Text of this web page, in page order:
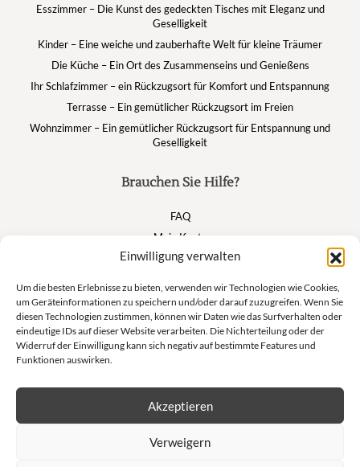
Einwilligung verwalten
Um die besten Erlebnisse zu bieten, verwenden wir Technologien wie Cookies,
um Geräteinformationen zu speichern und/oder darauf zuzugreifen. Wenn Sie
diesen Technologien zustimmen, können wir Daten wie das Surfverhalten oder
eindeutige IDs auf dieser Website verarbeiten. Die Nichterteilung oder der
Widerruf der Einwilligung kann sich negativ auf bestimmte Features und
Funktionen auswirken.
Akzeptieren
Verweigern
Brauchen Sie Hilfe?
FAQ
Mein Konto
Warenkorb
Suivez nous
Esszimmer – Die Kunst des gedeckten Tisches mit Eleganz und
Geselligkeit
Kinder – Eine weiche und zauberhafte Welt für kleine Träumer
Die Küche – Ein Ort des Zusammenseins und Genießens
Ihr Schlafzimmer – ein Rückzugsort für Komfort und Entspannung
Terrasse – Ein gemütlicher Rückzugsort im Freien
Wohnzimmer – Ein gemütlicher Rückzugsort für Entspannung und
Geselligkeit
Newsletter
Lass dich nicht von unseren exklusiven Angeboten und unseren